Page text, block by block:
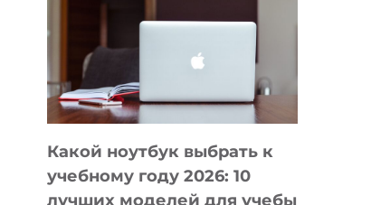
КОТОРЫЕ
СОЗДАВАТЬ
БЕЗ
КОДА
Какой ноутбук выбрать к
учебному году 2026: 10
лучших моделей для учебы